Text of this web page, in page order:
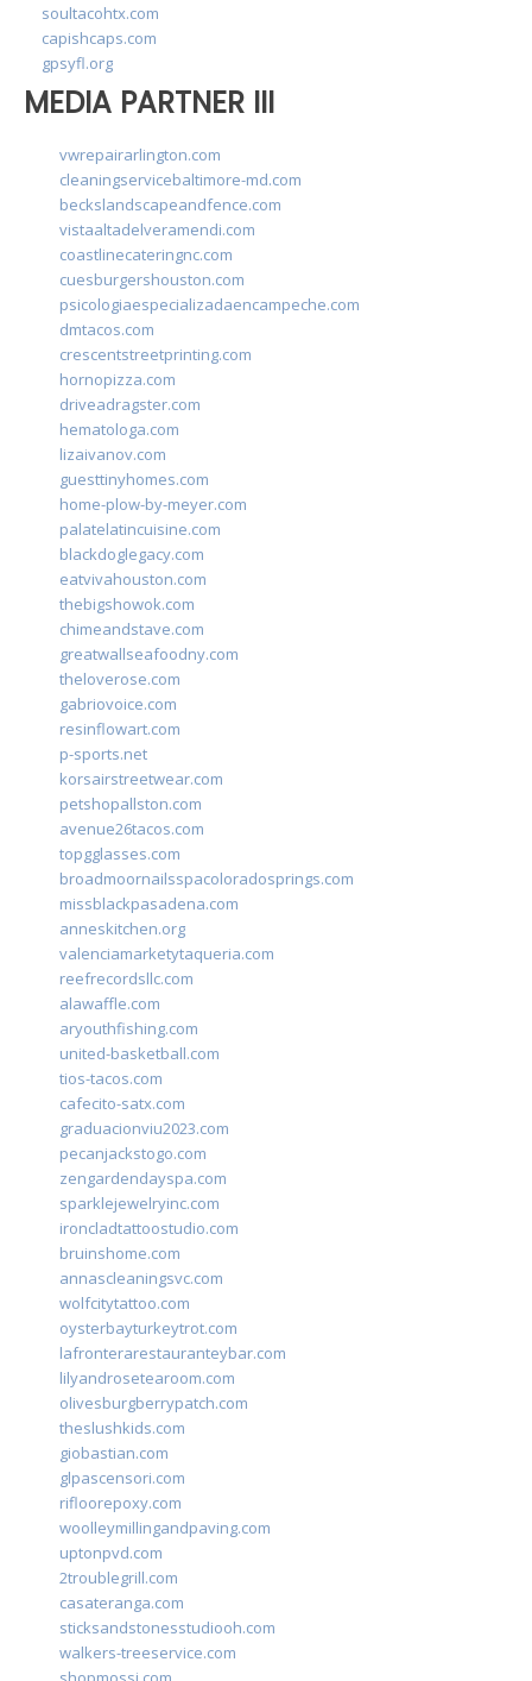
soultacohtx.com
capishcaps.com
gpsyfl.org
MEDIA PARTNER III
vwrepairarlington.com
cleaningservicebaltimore-md.com
beckslandscapeandfence.com
vistaaltadelveramendi.com
coastlinecateringnc.com
cuesburgershouston.com
psicologiaespecializadaencampeche.com
dmtacos.com
crescentstreetprinting.com
hornopizza.com
driveadragster.com
hematologa.com
lizaivanov.com
guesttinyhomes.com
home-plow-by-meyer.com
palatelatincuisine.com
blackdoglegacy.com
eatvivahouston.com
thebigshowok.com
chimeandstave.com
greatwallseafoodny.com
theloverose.com
gabriovoice.com
resinflowart.com
p-sports.net
korsairstreetwear.com
petshopallston.com
avenue26tacos.com
topgglasses.com
broadmoornailsspacoloradosprings.com
missblackpasadena.com
anneskitchen.org
valenciamarketytaqueria.com
reefrecordsllc.com
alawaffle.com
aryouthfishing.com
united-basketball.com
tios-tacos.com
cafecito-satx.com
graduacionviu2023.com
pecanjackstogo.com
zengardendayspa.com
sparklejewelryinc.com
ironcladtattoostudio.com
bruinshome.com
annascleaningsvc.com
wolfcitytattoo.com
oysterbayturkeytrot.com
lafronterarestauranteybar.com
lilyandrosetearoom.com
olivesburgberrypatch.com
theslushkids.com
giobastian.com
glpascensori.com
rifloorepoxy.com
woolleymillingandpaving.com
uptonpvd.com
2troublegrill.com
casateranga.com
sticksandstonesstudiooh.com
walkers-treeservice.com